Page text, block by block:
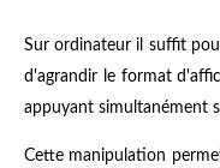
Sur ordinateur il suffit
d'agrandir le format
appuyant simultanément
Cette manipulation